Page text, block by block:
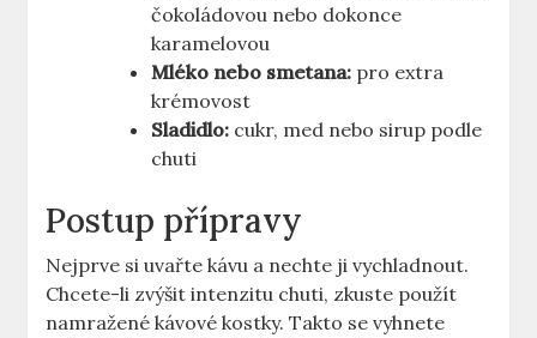
čokoládovou nebo dokonce
karamelovou
Mléko nebo smetana: pro extra
krémovost
Sladidlo: cukr, ⁢med ‌nebo ⁤sirup podle
chuti
Postup přípravy
Nejprve si uvařte ⁤kávu a ⁤nechte ji vychladnout.
Chcete-li ⁢zvýšit intenzitu chuti, zkuste použít
namražené​ kávové ⁣kostky. Takto se vyhnete